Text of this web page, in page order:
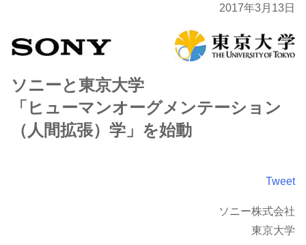
2017年3月13日
ソニーと東京大学
「ヒューマンオーグメンテーション
（人間拡張）学」を始動
Tweet
ソニー株式会社
東京大学